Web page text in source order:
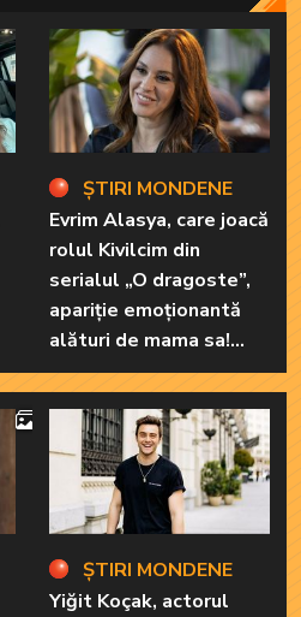
ȘTIRI MONDENE
Evrim Alasya, care joacă
rolul Kivilcim din
serialul „O dragoste”,
apariție emoționantă
alături de mama sa!
Iată cum arată cea mai
importantă persoană
din viața renumitei
actrițe
ȘTIRI MONDENE
Yiğit Koçak, actorul